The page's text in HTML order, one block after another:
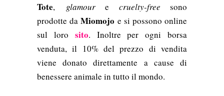
Tote, glamoure cruelty-free sono
prodotte daMiomojo e si possono online
sul loro sito. Inoltre per ogni borsa
venduta, il 10% del prezzo di vendita
viene donato direttamente a cause di
benessere animale in tutto il mondo.